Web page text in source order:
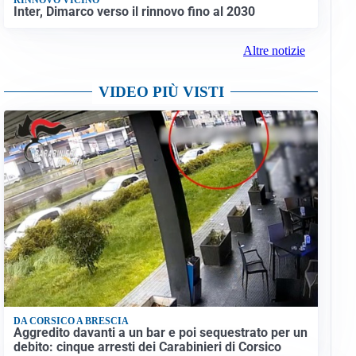
Inter, Dimarco verso il rinnovo fino al 2030
Altre notizie
VIDEO PIÙ VISTI
DA CORSICO A BRESCIA
Aggredito davanti a un bar e poi sequestrato per un
debito: cinque arresti dei Carabinieri di Corsico